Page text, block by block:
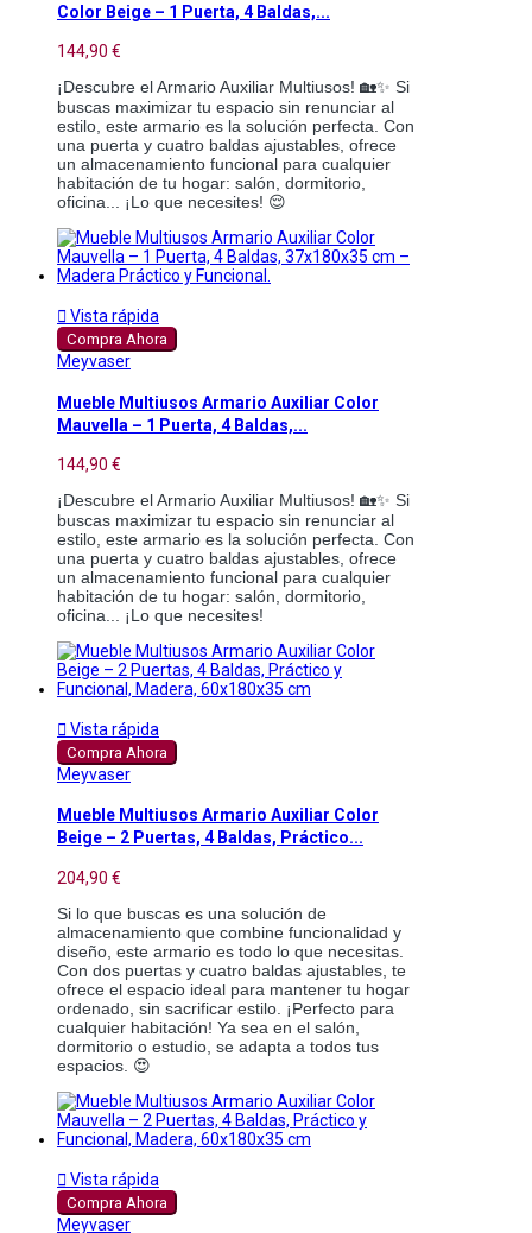
Color Beige – 1 Puerta, 4 Baldas,...
144,90 €
¡Descubre el Armario Auxiliar Multiusos! 🏡✨ Si
buscas maximizar tu espacio sin renunciar al
estilo, este armario es la solución perfecta. Con
una puerta y cuatro baldas ajustables, ofrece
un almacenamiento funcional para cualquier
habitación de tu hogar: salón, dormitorio,
oficina... ¡Lo que necesites! 😌
 Vista rápida
Compra Ahora
Meyvaser
Mueble Multiusos Armario Auxiliar Color
Mauvella – 1 Puerta, 4 Baldas,...
144,90 €
¡Descubre el Armario Auxiliar Multiusos! 🏡✨ Si
buscas maximizar tu espacio sin renunciar al
estilo, este armario es la solución perfecta. Con
una puerta y cuatro baldas ajustables, ofrece
un almacenamiento funcional para cualquier
habitación de tu hogar: salón, dormitorio,
oficina... ¡Lo que necesites!
 Vista rápida
Compra Ahora
Meyvaser
Mueble Multiusos Armario Auxiliar Color
Beige – 2 Puertas, 4 Baldas, Práctico...
204,90 €
Si lo que buscas es una solución de
almacenamiento que combine funcionalidad y
diseño, este armario es todo lo que necesitas.
Con dos puertas y cuatro baldas ajustables, te
ofrece el espacio ideal para mantener tu hogar
ordenado, sin sacrificar estilo. ¡Perfecto para
cualquier habitación! Ya sea en el salón,
dormitorio o estudio, se adapta a todos tus
espacios. 😍
 Vista rápida
Compra Ahora
Meyvaser